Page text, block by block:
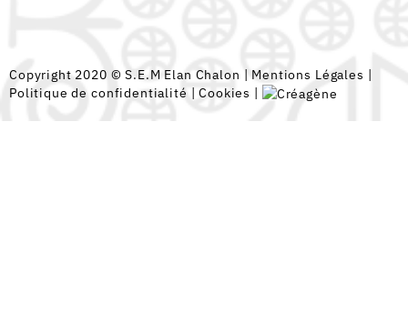
Copyright 2020 © S.E.M Elan Chalon | Mentions Légales |
Politique de confidentialité |Cookies |